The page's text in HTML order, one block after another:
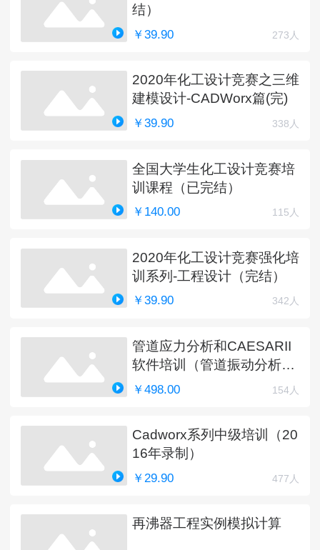
结）
￥39.90 273人
2020年化工设计竞赛之三维
建模设计-CADWorx篇(完)
￥39.90 338人
全国大学生化工设计竞赛培
训课程（已完结）
￥140.00 115人
2020年化工设计竞赛强化培
训系列-工程设计（完结）
￥39.90 342人
管道应力分析和CAESARII
软件培训（管道振动分析更
新中）
￥498.00 154人
Cadworx系列中级培训（20
16年录制）
￥29.90 477人
再沸器工程实例模拟计算